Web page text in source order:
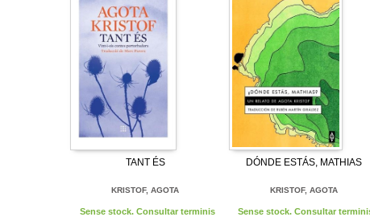
TANT ÉS
KRISTOF, AGOTA
Sense stock. Consultar terminis
DÓNDE ESTÁS, MATHIAS
KRISTOF, AGOTA
Sense stock. Consultar